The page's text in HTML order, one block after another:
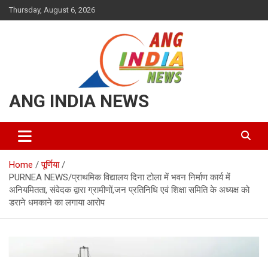
Skip
to
Thursday, August 6, 2026
ANG INDIA NEWS
Home
पूर्णिया
PURNEA NEWS/प्राथमिक विद्यालय दिना टोला में भवन निर्माण कार्य में
अनियमितता, संवेदक द्वारा ग्रामीणों,जन प्रतिनिधि एवं शिक्षा समिति के अध्यक्ष को
डराने धमकाने का लगाया आरोप